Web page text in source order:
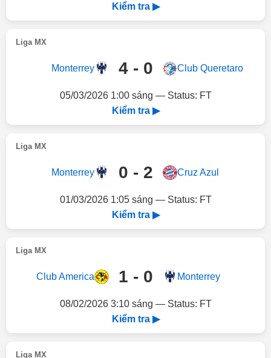
Kiểm tra ▶
Liga MX
Monterrey 4 - 0 Club Queretaro
05/03/2026 1:00 sáng — Status: FT
Kiểm tra ▶
Liga MX
Monterrey 0 - 2 Cruz Azul
01/03/2026 1:05 sáng — Status: FT
Kiểm tra ▶
Liga MX
Club America 1 - 0 Monterrey
08/02/2026 3:10 sáng — Status: FT
Kiểm tra ▶
Liga MX